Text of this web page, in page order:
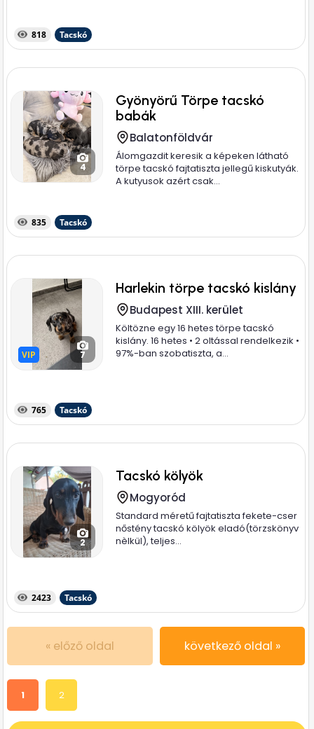
818 Tacskó
4
Gyönyörű Törpe tacskó
babák
Balatonföldvár
Álomgazdit keresik a képeken látható
törpe tacskó fajtatiszta jellegű kiskutyák.
A kutyusok azért csak...
835 Tacskó
VIP
VIP 7
Harlekin törpe tacskó kislány
Budapest XIII. kerület
Költözne egy 16 hetes törpe tacskó
kislány. 16 hetes • 2 oltással rendelkezik •
97%-ban szobatiszta, a...
765 Tacskó
2
Tacskó kölyök
Mogyoród
Standard méretű fajtatiszta fekete-cser
nőstény tacskó kölyök eladó(törzskönyv
nèlkül), teljes...
2423 Tacskó
« előző oldal következő oldal »
1 2